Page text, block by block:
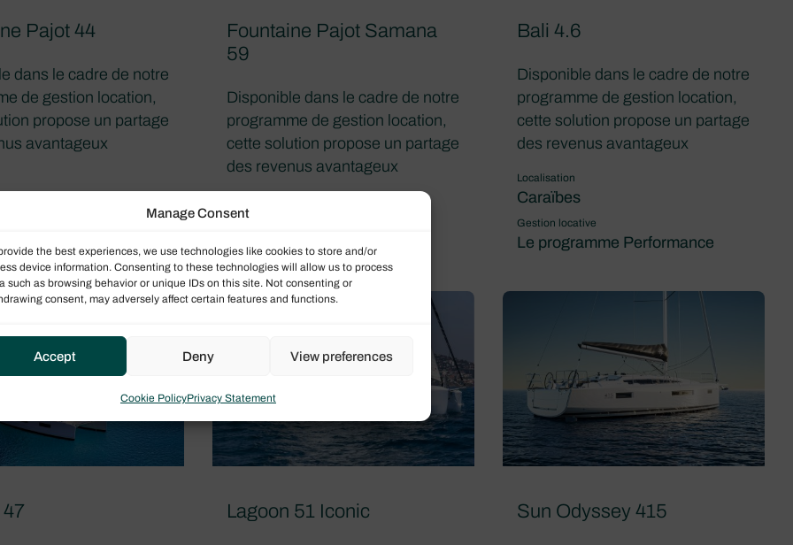
Manage Consent
the best experiences, we use technologies like cookies to store and/or
device information. Consenting to these technologies will allow us to process
such as browsing behavior or unique IDs on this site. Not consenting or
consent, may adversely affect certain features and functions.
Accept Deny View preferences
Cookie PolicyPrivacy Statement
Pajot 44
dans le cadre de notre
de gestion location,
propose un partage
avantageux
Performance
Fountaine Pajot Samana
59
Disponible dans le cadre de notre
programme de gestion location,
cette solution propose un partage
des revenus avantageux
Caraïbes
Gestion locative
Le programme Performance
Bali 4.6
Disponible dans le cadre de notre
programme de gestion location,
cette solution propose un partage
des revenus avantageux
Localisation
Caraïbes
Gestion locative
Le programme Performance
47 Lagoon 51 Iconic Sun Odyssey 415